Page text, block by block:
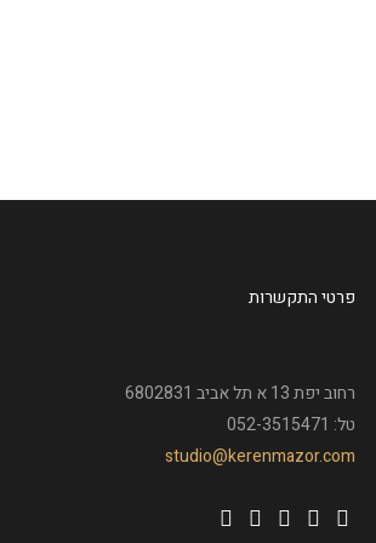
פרטי התקשרות
רחוב יפת 13 א תל אביב 6802831
טל: 052-3515471
studio@kerenmazor.com